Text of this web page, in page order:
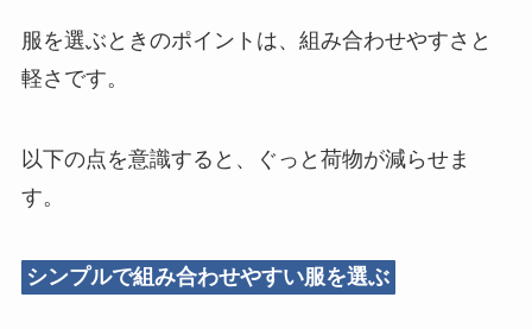
服を選ぶときのポイントは、組み合わせやすさと
軽さです。
以下の点を意識すると、ぐっと荷物が減らせま
す。
シンプルで組み合わせやすい服を選ぶ